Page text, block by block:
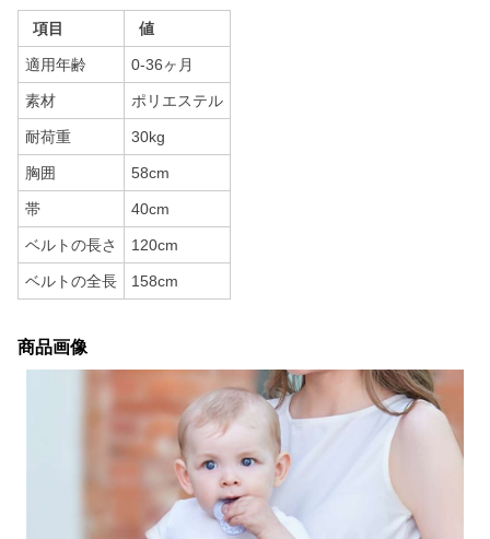
項目 値
適用年齢 0-36ヶ月
素材 ポリエステル
耐荷重 30kg
胸囲 58cm
帯 40cm
ベルトの長さ 120cm
ベルトの全長 158cm
商品画像